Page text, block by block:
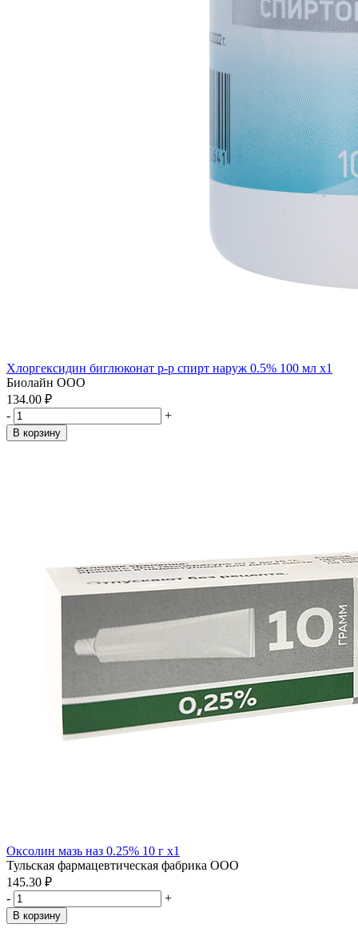
Хлоргексидин биглюконат р-р спирт наруж 0.5% 100 мл x1
Биолайн ООО
134.00 ₽
-
+
В корзину
Оксолин мазь наз 0.25% 10 г x1
Тульская фармацевтическая фабрика ООО
145.30 ₽
-
+
В корзину